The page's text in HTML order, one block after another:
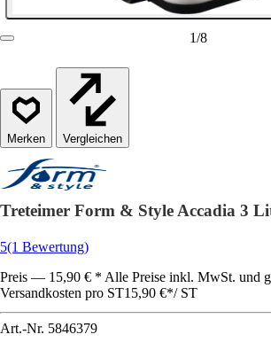
1/8
Vergleichen
Treteimer Form & Style Accadia 3
5(1 Bewertung)
Preis — 15,90 € * Alle Preise inkl. MwSt. und
Versandkosten pro ST15,90 €*/ ST
Art.-Nr. 5846379